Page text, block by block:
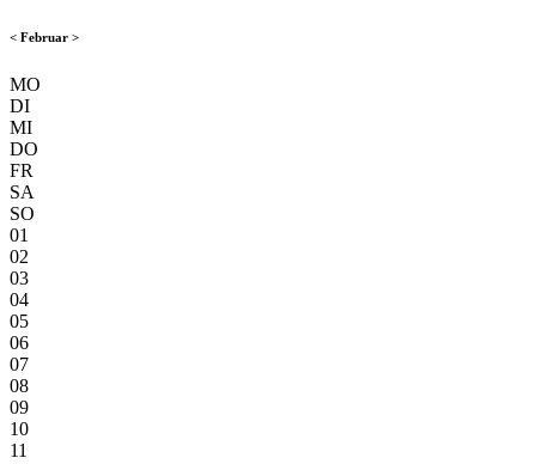
< Februar >
MO
DI
MI
DO
FR
SA
SO
01
02
03
04
05
06
07
08
09
10
11